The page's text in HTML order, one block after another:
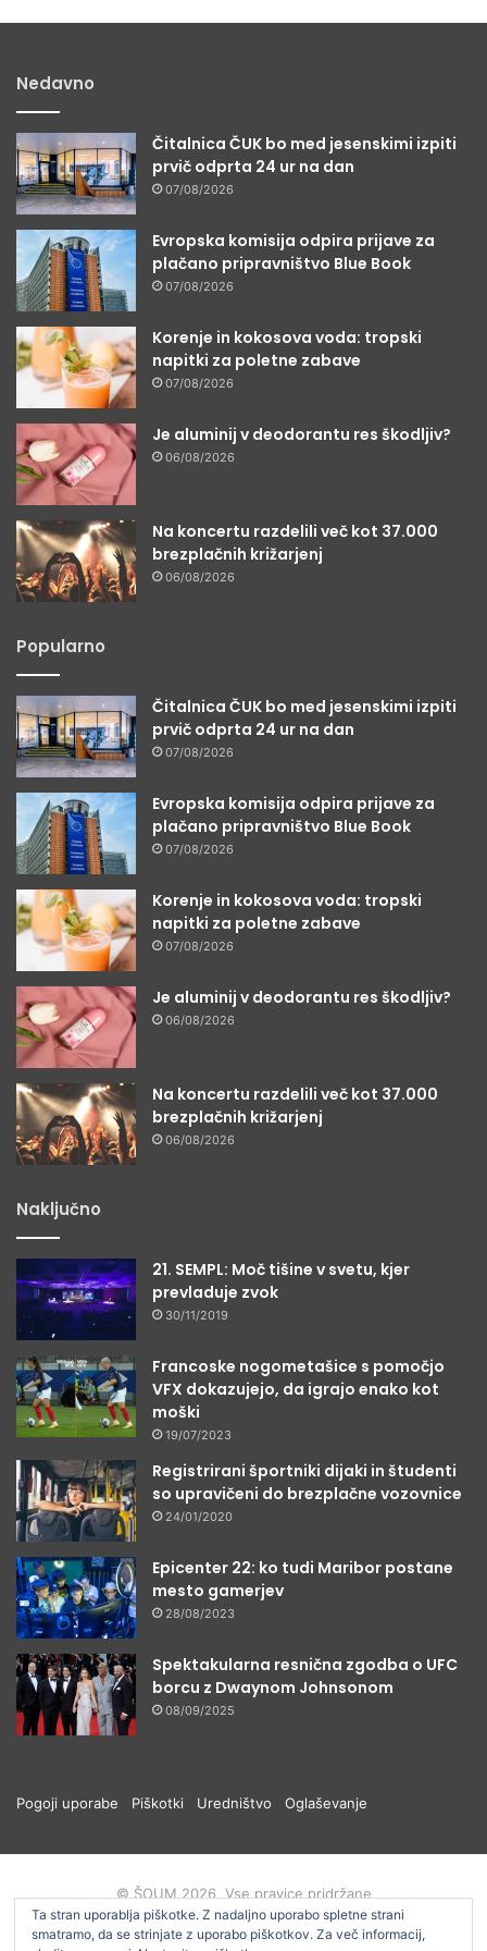
Nedavno
Čitalnica ČUK bo med jesenskimi izpiti
prvič odprta 24 ur na dan
07/08/2026
Evropska komisija odpira prijave za
plačano pripravništvo Blue Book
07/08/2026
Korenje in kokosova voda: tropski
napitki za poletne zabave
07/08/2026
Je aluminij v deodorantu res škodljiv?
06/08/2026
Na koncertu razdelili več kot 37.000
brezplačnih križarjenj
06/08/2026
Popularno
Čitalnica ČUK bo med jesenskimi izpiti
prvič odprta 24 ur na dan
07/08/2026
Evropska komisija odpira prijave za
plačano pripravništvo Blue Book
07/08/2026
Korenje in kokosova voda: tropski
napitki za poletne zabave
07/08/2026
Je aluminij v deodorantu res škodljiv?
06/08/2026
Na koncertu razdelili več kot 37.000
brezplačnih križarjenj
06/08/2026
Naključno
21. SEMPL: Moč tišine v svetu, kjer
prevladuje zvok
30/11/2019
Francoske nogometašice s pomočjo
VFX dokazujejo, da igrajo enako kot
moški
19/07/2023
Registrirani športniki dijaki in študenti
so upravičeni do brezplačne vozovnice
24/01/2020
Epicenter 22: ko tudi Maribor postane
mesto gamerjev
28/08/2023
Spektakularna resnična zgodba o UFC
borcu z Dwaynom Johnsonom
08/09/2025
Pogoji uporabe Piškotki Uredništvo Oglaševanje
© ŠOUM 2026, Vse pravice pridržane
Ta stran uporablja piškotke. Z nadaljno uporabo spletne strani
smatramo, da se strinjate z uporabo piškotkov. Za več informacij,